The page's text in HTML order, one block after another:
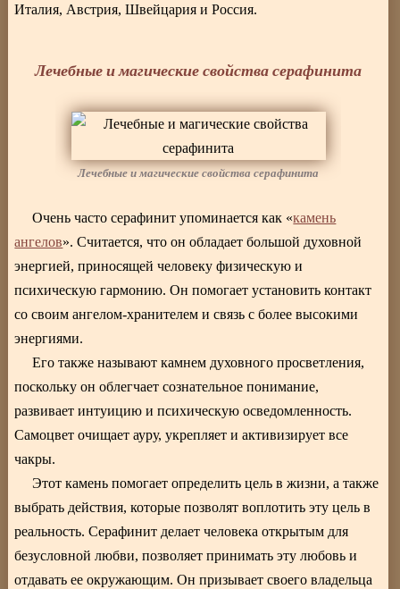
Италия, Австрия, Швейцария и Россия.
Лечебные и магические свойства серафинита
Лечебные и магические свойства серафинита
Очень часто серафинит упоминается как «камень
ангелов». Считается, что он обладает большой духовной
энергией, приносящей человеку физическую и
психическую гармонию. Он помогает установить контакт
со своим ангелом-хранителем и связь с более высокими
энергиями.
Его также называют камнем духовного просветления,
поскольку он облегчает сознательное понимание,
развивает интуицию и психическую осведомленность.
Самоцвет очищает ауру, укрепляет и активизирует все
чакры.
Этот камень помогает определить цель в жизни, а также
выбрать действия, которые позволят воплотить эту цель в
реальность. Серафинит делает человека открытым для
безусловной любви, позволяет принимать эту любовь и
отдавать ее окружающим. Он призывает своего владельца